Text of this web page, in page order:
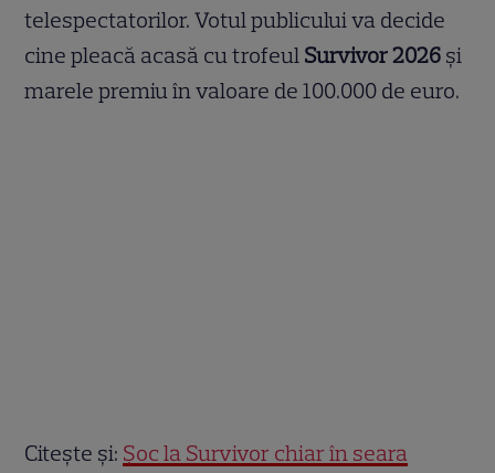
telespectatorilor. Votul publicului va decide
cine pleacă acasă cu trofeul Survivor 2026 și
marele premiu în valoare de 100.000 de euro.
Citește și: Șoc la Survivor chiar în seara